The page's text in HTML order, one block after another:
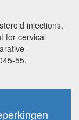
injections,
for cervical
55.